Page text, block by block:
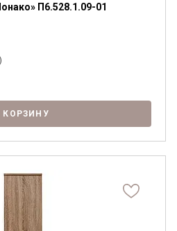
П6.528.1.09-01
КОРЗИНУ